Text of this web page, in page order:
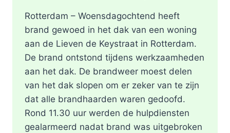
Rotterdam – Woensdagochtend heeft
brand gewoed in het dak van een woning
aan de Lieven de Keystraat in Rotterdam.
De brand ontstond tijdens werkzaamheden
aan het dak. De brandweer moest delen
van het dak slopen om er zeker van te zijn
dat alle brandhaarden waren gedoofd.
Rond 11.30 uur werden de hulpdiensten
gealarmeerd nadat brand was uitgebroken